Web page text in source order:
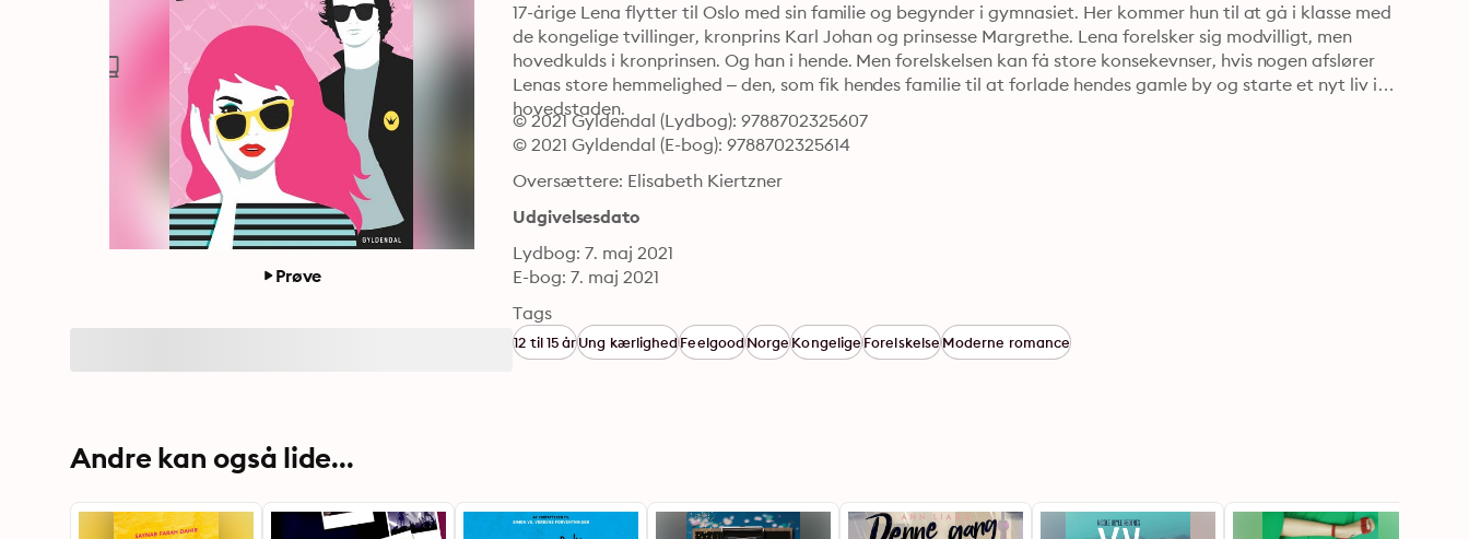
Prøve
17-årige Lena flytter til Oslo med sin familie og begynder i gymnasiet. Her kommer hun til at gå i klasse med
de kongelige tvillinger, kronprins Karl Johan og prinsesse Margrethe. Lena forelsker sig modvilligt, men
hovedkulds i kronprinsen. Og han i hende. Men forelskelsen kan få store konsekevnser, hvis nogen afslører
Lenas store hemmelighed – den, som fik hendes familie til at forlade hendes gamle by og starte et nyt liv i
hovedstaden.
© 2021 Gyldendal (Lydbog): 9788702325607
© 2021 Gyldendal (E-bog): 9788702325614
Oversættere: Elisabeth Kiertzner
Udgivelsesdato
Lydbog: 7. maj 2021
E-bog: 7. maj 2021
Tags
12 til 15 årUng kærlighedFeelgoodNorgeKongeligeForelskelseModerne romance
Andre kan også lide...